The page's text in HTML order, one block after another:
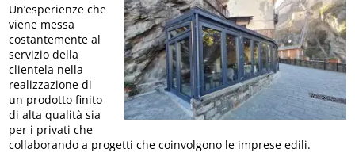
Un’esperienze che
viene messa
costantemente al
servizio della
clientela nella
realizzazione di
un prodotto finito
di alta qualità sia
per i privati che
collaborando a progetti che coinvolgono le imprese edili.